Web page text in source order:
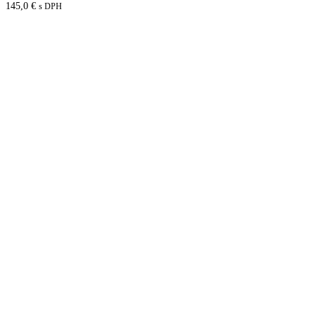
145,0 € s DPH